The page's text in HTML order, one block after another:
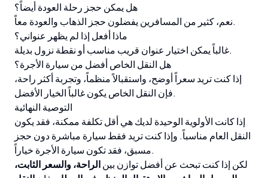
هل يمكن حجز رحلة العودة أيضاً؟
نعم، كثير من المسافرين يفضلون حجز الذهاب والعودة معاً.
ماذا أفعل إذا لم يظهر عنواني؟
غالباً يمكن اختيار عنوان قريب مناسب أو نقطة نزول بديلة.
هل النقل الخاص أفضل من سيارة الأجرة؟
إذا كنت تريد سعراً أوضح، واستقبالاً منظماً، وتجربة أكثر راحة،
فإن النقل الخاص يكون غالباً الخيار الأفضل.
التوصية النهائية
إذا كانت الأولوية الوحيدة لديك هي أقل تكلفة ممكنة، فقد يكون
النقل العام مناسباً. وإذا كنت تريد فقط سيارة مباشرة دون حجز
مسبق، فقد تكون سيارة الأجرة خياراً.
لكن إذا كنت تبحث عن أفضل توازن بينالراحة، والسعر الثابت،